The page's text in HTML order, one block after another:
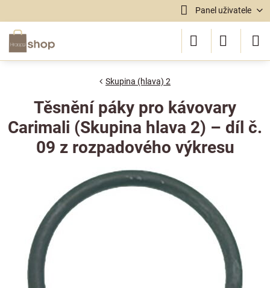
Panel uživatele
Skupina (hlava) 2
Těsnění páky pro kávovary
Carimali (Skupina hlava 2) – díl č.
09 z rozpadového výkresu